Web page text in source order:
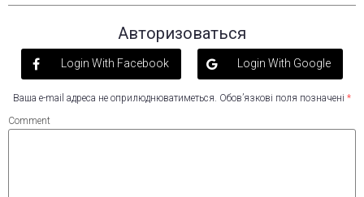
Авторизоваться
Login With Facebook Login With Google
Ваша e-mail адреса не оприлюднюватиметься. Обов’язкові поля позначені *
Comment